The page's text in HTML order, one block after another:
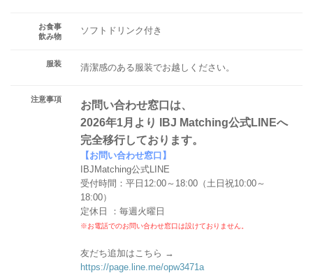
お食事
飲み物
ソフトドリンク付き
服装 清潔感のある服装でお越しください。
注意事項
お問い合わせ窓口は、
2026年1月より IBJ Matching公式LINEへ
完全移行しております。
【お問い合わせ窓口】
IBJMatching公式LINE
受付時間：平日12:00～18:00（土日祝10:00～
18:00）
定休日 ：毎週火曜日
※お電話でのお問い合わせ窓口は設けておりません。
友だち追加はこちら →
https://page.line.me/opw3471a